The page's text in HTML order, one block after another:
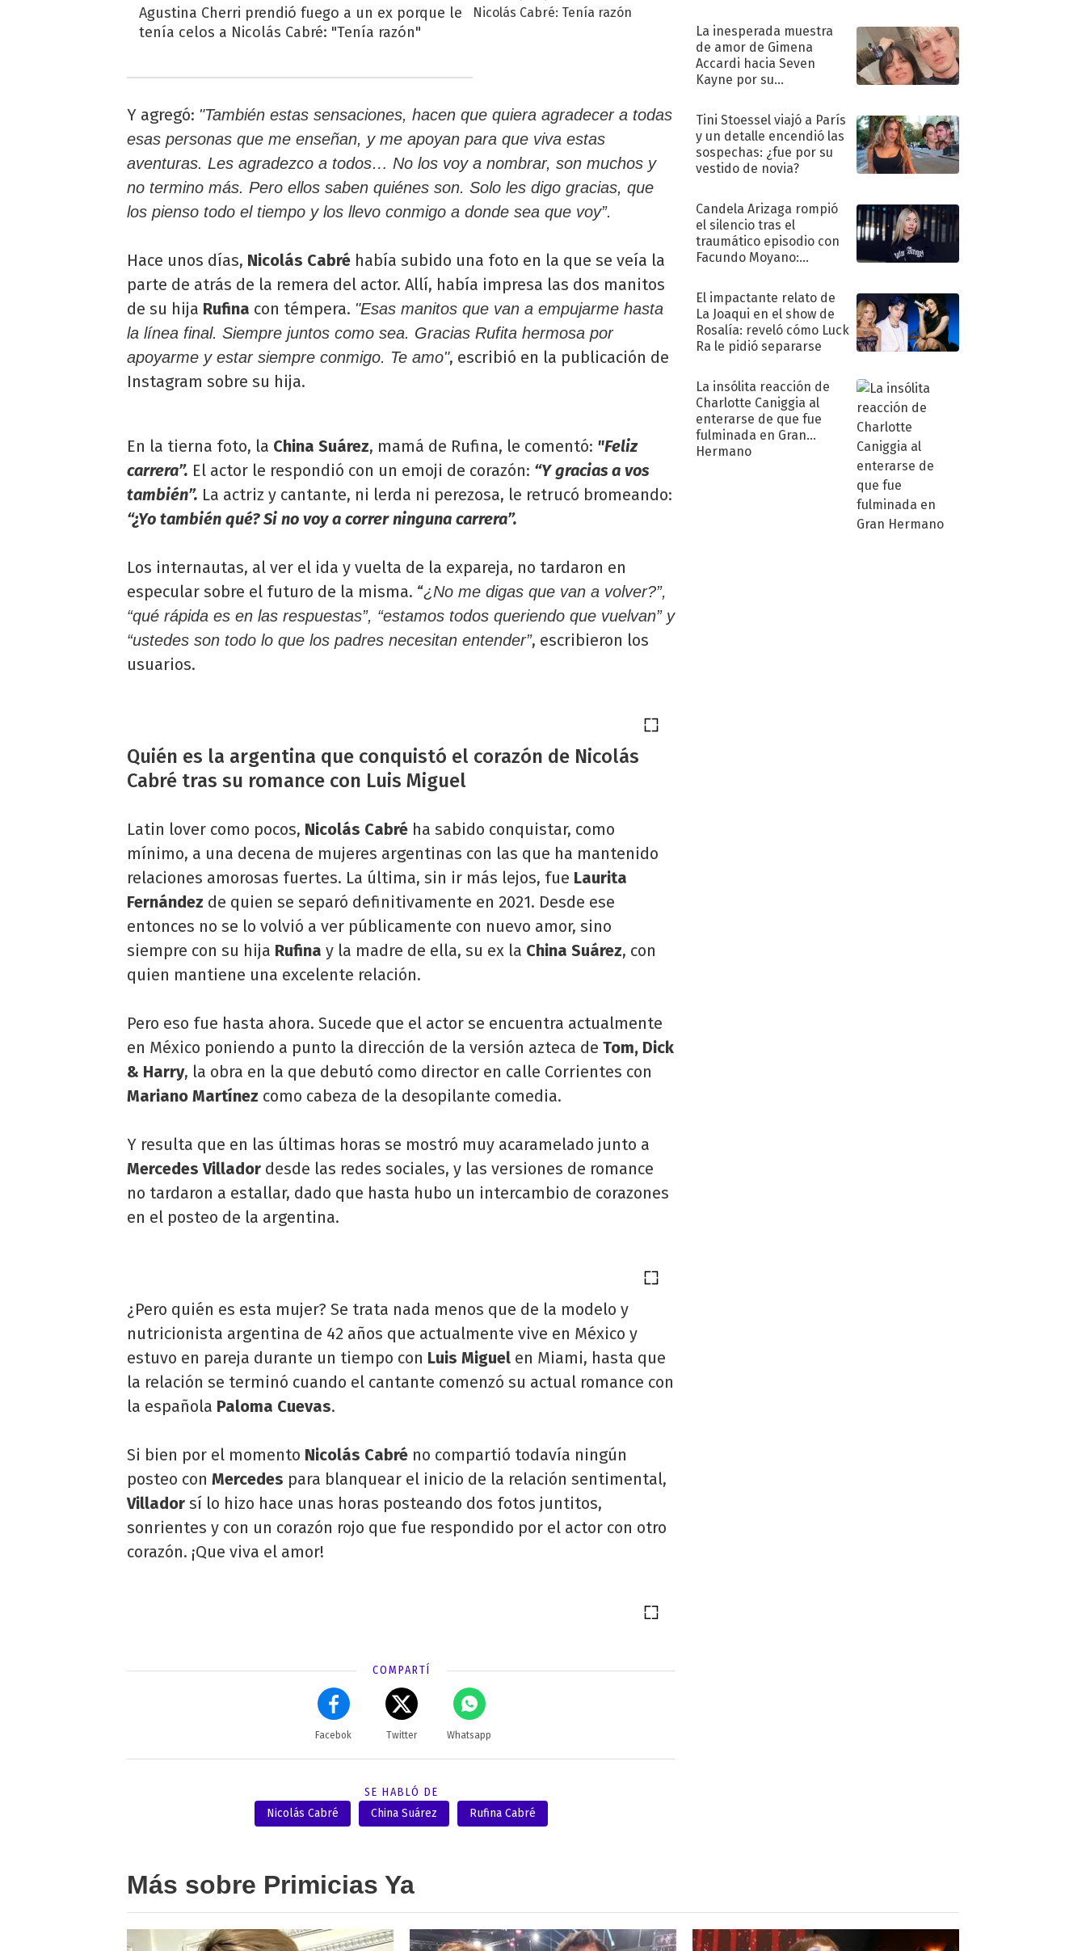
Agustina Cherri prendió fuego a un ex porque le
tenía celos a Nicolás Cabré: "Tenía razón"
Y agregó: "También estas sensaciones, hacen que quiera agradecer a todas
esas personas que me enseñan, y me apoyan para que viva estas
aventuras. Les agradezco a todos… No los voy a nombrar, son muchos y
no termino más. Pero ellos saben quiénes son. Solo les digo gracias, que
los pienso todo el tiempo y los llevo conmigo a donde sea que voy”.
Hace unos días, Nicolás Cabré había subido una foto en la que se veía la
parte de atrás de la remera del actor. Allí, había impresa las dos manitos
de su hija Rufina con témpera. "Esas manitos que van a empujarme hasta
la línea final. Siempre juntos como sea. Gracias Rufita hermosa por
apoyarme y estar siempre conmigo. Te amo", escribió en la publicación de
Instagram sobre su hija.
En la tierna foto, la China Suárez, mamá de Rufina, le comentó: "Feliz
carrera”. El actor le respondió con un emoji de corazón: “Y gracias a vos
también”. La actriz y cantante, ni lerda ni perezosa, le retrucó bromeando:
“¿Yo también qué? Si no voy a correr ninguna carrera”.
Los internautas, al ver el ida y vuelta de la expareja, no tardaron en
especular sobre el futuro de la misma. “¿No me digas que van a volver?”,
“qué rápida es en las respuestas”, “estamos todos queriendo que vuelvan” y
“ustedes son todo lo que los padres necesitan entender”, escribieron los
usuarios.
Quién es la argentina que conquistó el corazón de Nicolás
Cabré tras su romance con Luis Miguel
Latin lover como pocos, Nicolás Cabré ha sabido conquistar, como
mínimo, a una decena de mujeres argentinas con las que ha mantenido
relaciones amorosas fuertes. La última, sin ir más lejos, fue Laurita
Fernández de quien se separó definitivamente en 2021. Desde ese
entonces no se lo volvió a ver públicamente con nuevo amor, sino
siempre con su hija Rufina y la madre de ella, su ex la China Suárez, con
quien mantiene una excelente relación.
Pero eso fue hasta ahora. Sucede que el actor se encuentra actualmente
en México poniendo a punto la dirección de la versión azteca de Tom, Dick
& Harry, la obra en la que debutó como director en calle Corrientes con
Mariano Martínez como cabeza de la desopilante comedia.
Y resulta que en las últimas horas se mostró muy acaramelado junto a
Mercedes Villador desde las redes sociales, y las versiones de romance
no tardaron a estallar, dado que hasta hubo un intercambio de corazones
en el posteo de la argentina.
¿Pero quién es esta mujer? Se trata nada menos que de la modelo y
nutricionista argentina de 42 años que actualmente vive en México y
estuvo en pareja durante un tiempo con Luis Miguel en Miami, hasta que
la relación se terminó cuando el cantante comenzó su actual romance con
la española Paloma Cuevas.
Si bien por el momento Nicolás Cabré no compartió todavía ningún
posteo con Mercedes para blanquear el inicio de la relación sentimental,
Villador sí lo hizo hace unas horas posteando dos fotos juntitos,
sonrientes y con un corazón rojo que fue respondido por el actor con otro
corazón. ¡Que viva el amor!
COMPARTÍ
Facebok Twitter Whatsapp
SE HABLÓ DE
Nicolás Cabré
China Suárez Rufina Cabré
La inesperada muestra
de amor de Gimena
Accardi hacia Seven
Kayne por su
Tini Stoessel viajó a París
y un detalle encendió las
sospechas: ¿fue por su
vestido de novia?
Candela Arizaga rompió
el silencio tras el
traumático episodio con
Facundo Moyano:
El impactante relato de
La Joaqui en el show de
Rosalía: reveló cómo Luck
Ra le pidió separarse
La insólita reacción de
Charlotte Caniggia al
enterarse de que fue
fulminada en Gran
Hermano
Más sobre Primicias Ya